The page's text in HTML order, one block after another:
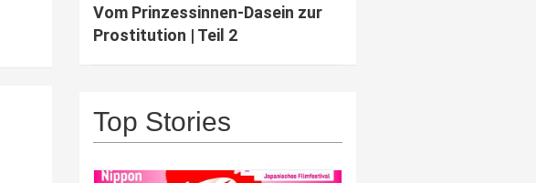
Vom Prinzessinnen-Dasein zur
Prostitution | Teil 2
Top Stories